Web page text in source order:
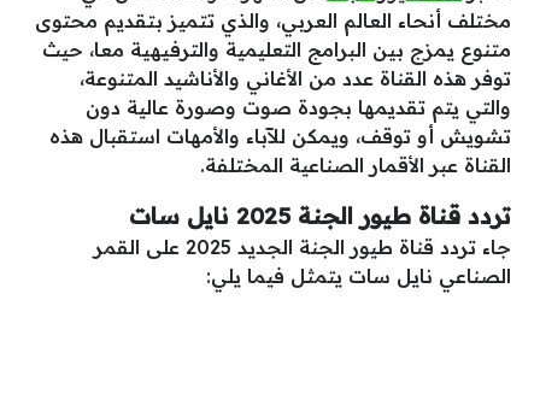
مختلف أنحاء العالم العربي، والذي تتميز بتقديم محتوى
متنوع يمزج بين البرامج التعليمية والترفيهية معا، حيث
توفر هذه القناة عدد من الأغاني والأناشيد المتنوعة،
والتي يتم تقديمها بجودة صوت وصورة عالية دون
تشويش أو توقف، ويمكن للآباء والأمهات استقبال هذه
القناة عبر الأقمار الصناعية المختلفة.
تردد قناة طيور الجنة 2025 نايل سات
جاء تردد قناة طيور الجنة الجديد 2025 على القمر
الصناعي نايل سات يتمثل فيما يلي: